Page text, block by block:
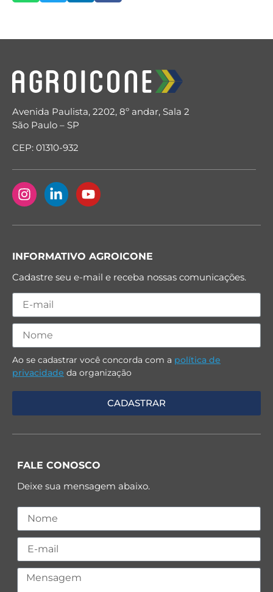
Avenida Paulista, 2202, 8º andar, Sala 2
São Paulo – SP
CEP: 01310-932
INFORMATIVO AGROICONE
Cadastre seu e-mail e receba nossas comunicações.
Ao se cadastrar você concorda com a política de
privacidade da organização
FALE CONOSCO
Deixe sua mensagem abaixo.